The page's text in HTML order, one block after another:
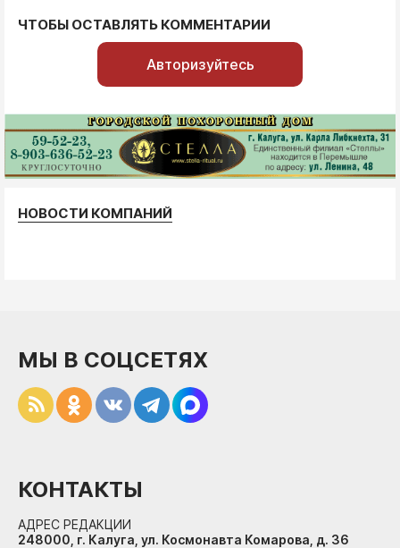
ЧТОБЫ ОСТАВЛЯТЬ КОММЕНТАРИИ
Авторизуйтесь
НОВОСТИ КОМПАНИЙ
МЫ В СОЦСЕТЯХ
КОНТАКТЫ
АДРЕС РЕДАКЦИИ
248000, г. Калуга, ул. Космонавта Комарова, д. 36